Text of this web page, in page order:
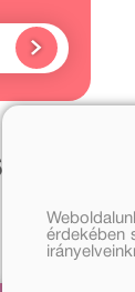
érdekében